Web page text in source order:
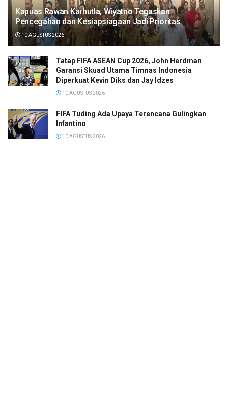
Kapuas Rawan Karhutla, Wiyatno Tegaskan
Pencegahan dan Kesiapsiagaan Jadi Prioritas
10 AGUSTUS 2026
Tatap FIFA ASEAN Cup 2026, John Herdman
Garansi Skuad Utama Timnas Indonesia
Diperkuat Kevin Diks dan Jay Idzes
10 AGUSTUS 2026
FIFA Tuding Ada Upaya Terencana Gulingkan
Infantino
10 AGUSTUS 2026